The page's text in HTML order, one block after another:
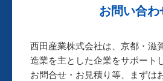
お問い合わ
西田産業株式会社は、京都・滋
造業を主とした企業をサポート
お問合せ・お見積り等、まずは